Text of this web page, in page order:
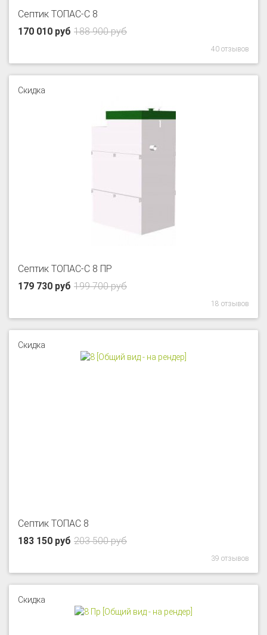
Септик ТОПАС-С 8
188 900 руб
170 010 руб
40 отзывов
Скидка
Септик ТОПАС-С 8 ПР
199 700 руб
179 730 руб
18 отзывов
Скидка
Септик ТОПАС 8
203 500 руб
183 150 руб
39 отзывов
Скидка